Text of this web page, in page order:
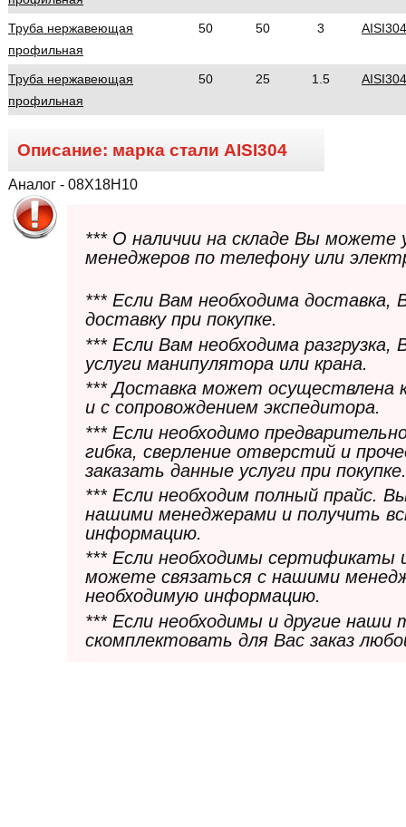
Труба нержавеющая
профильная
50 50 3 AISI304
Труба нержавеющая
профильная
50 25 1.5 AISI304
Описание: марка стали AISI304
Аналог - 08Х18Н10
*** О наличии на складе Вы можете
менеджеров по телефону или
*** Если Вам необходима
доставку при покупке.
*** Если Вам необходима
услуги манипулятора или крана.
*** Доставка может осуществлена
и с сопровождением экспедитора.
*** Если необходимо
гибка, сверление отверстий и
заказать данные услуги при покупке.
*** Если необходим полный прайс.
нашими менеджерами и получить
информацию.
*** Если необходимы сертификаты
можете связаться с нашими
необходимую информацию.
*** Если необходимы и другие
скомплектовать для Вас заказ